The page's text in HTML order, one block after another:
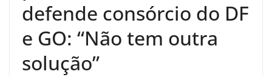
defende consórcio do DF
e GO: “Não tem outra
solução”